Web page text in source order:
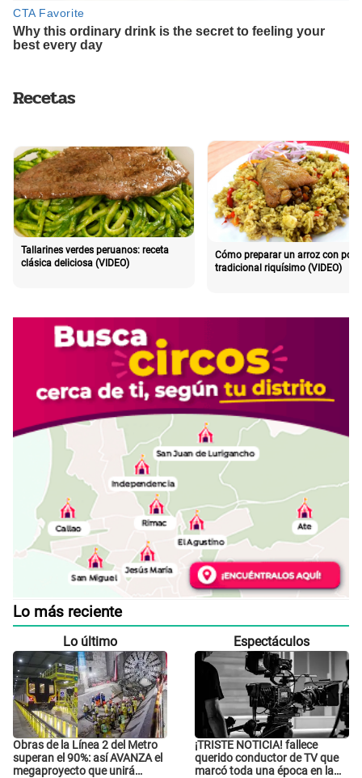
Recetas
Tallarines verdes peruanos: receta
clásica deliciosa (VIDEO)
Cómo preparar un arroz con pollo
tradicional riquísimo (VIDEO)
Lo más reciente
Lo último
Obras de la Línea 2 del Metro
superan el 90%: así AVANZA el
megaproyecto que unirá
Espectáculos
¡TRISTE NOTICIA! fallece
querido conductor de TV que
marcó toda una época en la